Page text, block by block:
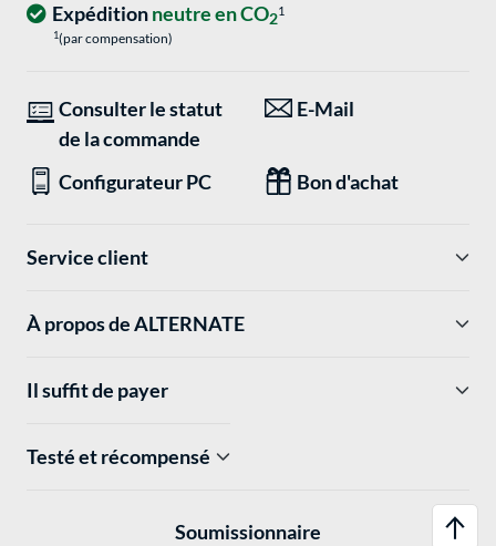
Expéditionneutre en CO21
1(par compensation)
Consulter le statut
de la commande
E-Mail
Configurateur PC Bon d'achat
Service client
À propos de ALTERNATE
Il suffit de payer
Testé et récompensé
Soumissionnaire